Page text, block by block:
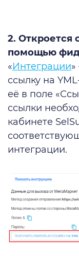
2. Откроется
помощью
«Интеграции
ссылку на
её в поле
ссылки
кабинете
интеграции.